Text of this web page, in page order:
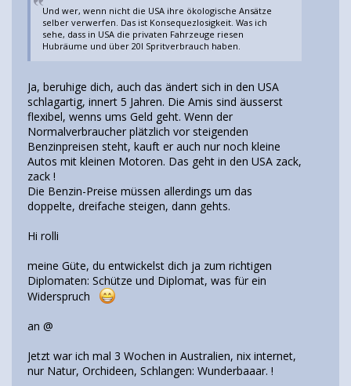
Und wer, wenn nicht die USA ihre ökologische Ansätze
selber verwerfen. Das ist Konsequezlosigkeit. Was ich
sehe, dass in USA die privaten Fahrzeuge riesen
Hubräume und über 20l Spritverbrauch haben.
Ja, beruhige dich, auch das ändert sich in den USA
schlagartig, innert 5 Jahren. Die Amis sind äusserst
flexibel, wenns ums Geld geht. Wenn der
Normalverbraucher plätzlich vor steigenden
Benzinpreisen steht, kauft er auch nur noch kleine
Autos mit kleinen Motoren. Das geht in den USA zack,
zack !
Die Benzin-Preise müssen allerdings um das
doppelte, dreifache steigen, dann gehts.
Hi rolli
meine Güte, du entwickelst dich ja zum richtigen
Diplomaten: Schütze und Diplomat, was für ein
Widerspruch
an @
Jetzt war ich mal 3 Wochen in Australien, nix internet,
nur Natur, Orchideen, Schlangen: Wunderbaaar. !